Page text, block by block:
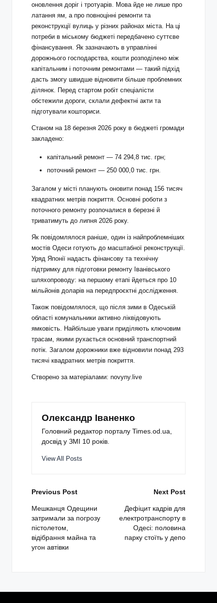
оновлення доріг і тротуарів. Мова йде не лише про
латання ям, а про повноцінні ремонти та
реконструкції вулиць у різних районах міста. На ці
потреби в міському бюджеті передбачено суттєве
фінансування. Як зазначають в управлінні
дорожнього господарства, кошти розподілено між
капітальним і поточним ремонтами — такий підхід
дасть змогу швидше відновити більше проблемних
ділянок. Перед стартом робіт спеціалісти
обстежили дороги, склали дефектні акти та
підготували кошториси.
Станом на 18 березня 2026 року в бюджеті громади
закладено:
капітальний ремонт — 74 294,8 тис. грн;
поточний ремонт — 250 000,0 тис. грн.
Загалом у місті планують оновити понад 156 тисяч
квадратних метрів покриття. Основні роботи з
поточного ремонту розпочалися в березні й
триватимуть до липня 2026 року.
Як повідомлялося раніше, один із найпроблемніших
мостів Одеси готують до масштабної реконструкції.
Уряд Японії надасть фінансову та технічну
підтримку для підготовки ремонту Іванівського
шляхопроводу: на першому етапі йдеться про 10
мільйонів доларів на передпроєктні дослідження.
Також повідомлялося, що після зими в Одеській
області комунальники активно ліквідовують
ямковість. Найбільше уваги приділяють ключовим
трасам, якими рухається основний транспортний
потік. Загалом дорожники вже відновили понад 293
тисячі квадратних метрів покриття.
Створено за матеріалами: novyny.live
Олександр Іваненко
Головний редактор порталу Times.od.ua,
досвід у ЗМІ 10 років.
View All Posts
Post
navigation
Previous Post
Мешканця Одещини
затримали за погрозу
пістолетом,
відібрання майна та
угон автівки
Next Post
Дефіцит кадрів для
електротранспорту в
Одесі: половина
парку стоїть у депо